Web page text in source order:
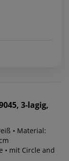
3-lagig,
• Material:
• mit Circle and